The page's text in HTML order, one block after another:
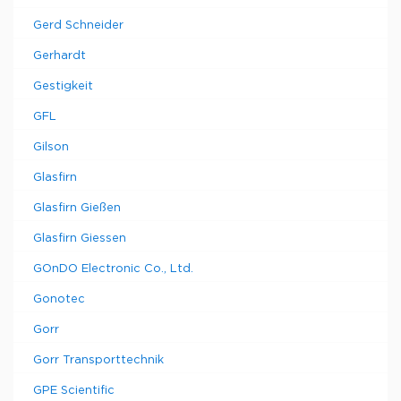
Gerd Schneider
Gerhardt
Gestigkeit
GFL
Gilson
Glasfirn
Glasfirn Gießen
Glasfirn Giessen
GOnDO Electronic Co., Ltd.
Gonotec
Gorr
Gorr Transporttechnik
GPE Scientific